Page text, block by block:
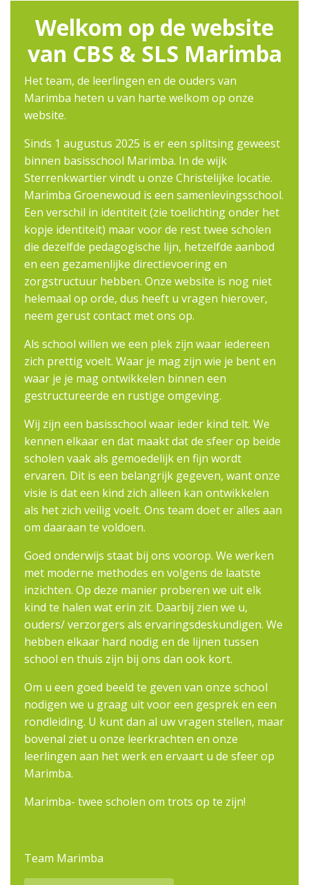
Welkom op de website
van CBS & SLS Marimba
Het team, de leerlingen en de ouders van
Marimba heten u van harte welkom op onze
website.
Sinds 1 augustus 2025 is er een splitsing geweest
binnen basisschool Marimba. In de wijk
Sterrenkwartier vindt u onze Christelijke locatie.
Marimba Groenewoud is een samenlevingsschool.
Een verschil in identiteit (zie toelichting onder het
kopje identiteit) maar voor de rest twee scholen
die dezelfde pedagogische lijn, hetzelfde aanbod
en een gezamenlijke directievoering en
zorgstructuur hebben. Onze website is nog niet
helemaal op orde, dus heeft u vragen hierover,
neem gerust contact met ons op.
Als school willen we een plek zijn waar iedereen
zich prettig voelt. Waar je mag zijn wie je bent en
waar je je mag ontwikkelen binnen een
gestructureerde en rustige omgeving.
Wij zijn een basisschool waar ieder kind telt. We
kennen elkaar en dat maakt dat de sfeer op beide
scholen vaak als gemoedelijk en fijn wordt
ervaren. Dit is een belangrijk gegeven, want onze
visie is dat een kind zich alleen kan ontwikkelen
als het zich veilig voelt. Ons team doet er alles aan
om daaraan te voldoen.
Goed onderwijs staat bij ons voorop. We werken
met moderne methodes en volgens de laatste
inzichten. Op deze manier proberen we uit elk
kind te halen wat erin zit. Daarbij zien we u,
ouders/ verzorgers als ervaringsdeskundigen. We
hebben elkaar hard nodig en de lijnen tussen
school en thuis zijn bij ons dan ook kort.
Om u een goed beeld te geven van onze school
nodigen we u graag uit voor een gesprek en een
rondleiding. U kunt dan al uw vragen stellen, maar
bovenal ziet u onze leerkrachten en onze
leerlingen aan het werk en ervaart u de sfeer op
Marimba.
Marimba- twee scholen om trots op te zijn!
Team Marimba